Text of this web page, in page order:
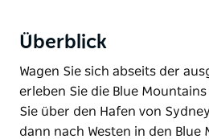
Überblick
Wagen Sie sich abseits der
erleben Sie die Blue
Sie über den Hafen von
dann nach Westen in den Blue